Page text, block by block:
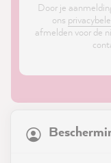
Door je
ons
afmelden voor de
21,897